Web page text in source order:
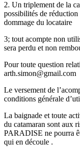
2. Un triplement de la
possibilités de réduction
dommage du locataire
3; tout acompte non
sera perdu et non
Pour toute question
arth.simon@gmail.com
Le versement de
conditions générale
La baignade et toute
du catamaran sont aux
PARADISE ne pourra
qui en découle .